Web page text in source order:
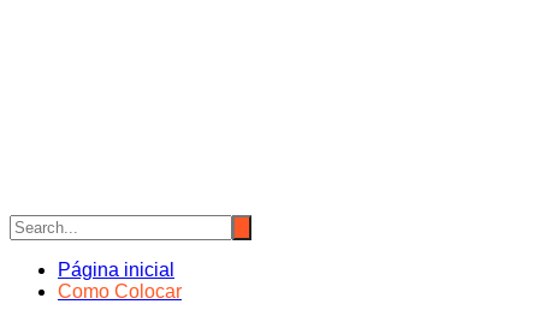
Página inicial
Como Colocar